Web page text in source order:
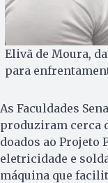
Elivã de Moura,
para
As Faculdades
produziram cerca
doados ao Projeto
eletricidade e
máquina que